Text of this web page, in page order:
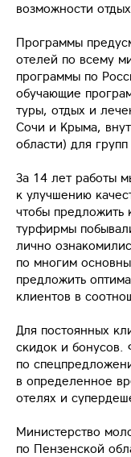
возможности
Программы
отелей по всему
программы по
обучающие
туры, отдых и
Сочи и Крыма,
области) для
За 14 лет работы
к улучшению
чтобы предложить
турфирмы
лично
по многим
предложить
клиентов в
Для постоянных
скидок и бонусов.
по
в определенное
отелях и
Министерство
по Пензенской